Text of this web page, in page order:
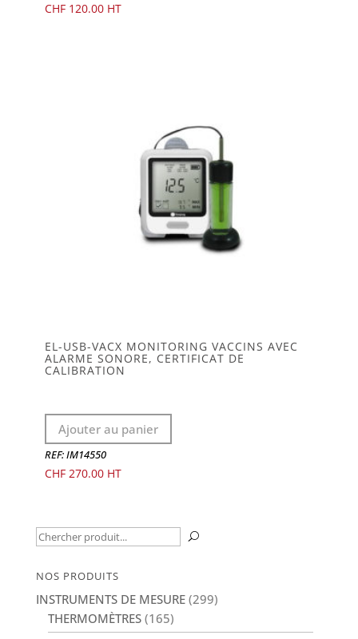
CHF120.00
EL-USB-VACX MONITORING VACCINS AVEC
ALARME SONORE, CERTIFICAT DE
CALIBRATION
Ajouter au panier
REF: IM14550
CHF270.00
Recherche
U
NOS PRODUITS
INSTRUMENTS DE MESURE (299)
THERMOMÈTRES (165)